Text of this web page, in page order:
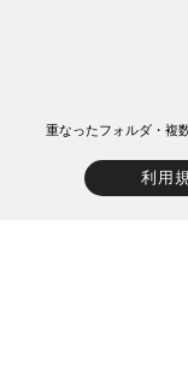
重なったフォルダ・複
利用